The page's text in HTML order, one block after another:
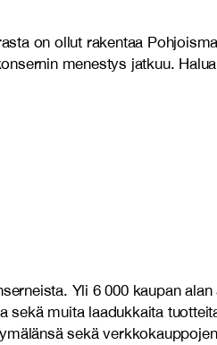
on ollut rakentaa
menestys jatkuu.
Yli 6 000 kaupan
muita laadukkaita
sekä